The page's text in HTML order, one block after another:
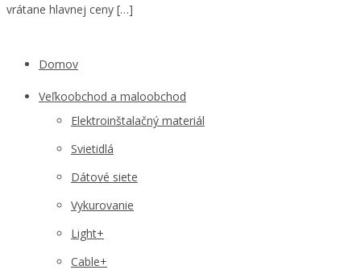
vrátane hlavnej ceny […]
Domov
Veľkoobchod a maloobchod
Elektroinštalačný materiál
Svietidlá
Dátové siete
Vykurovanie
Light+
Cable+